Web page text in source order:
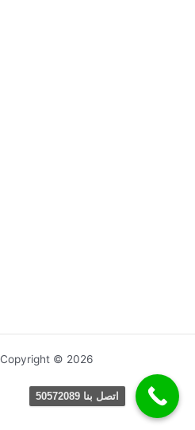
Copyright © 2026 نجار الكويت
اتصل بنا 50572089